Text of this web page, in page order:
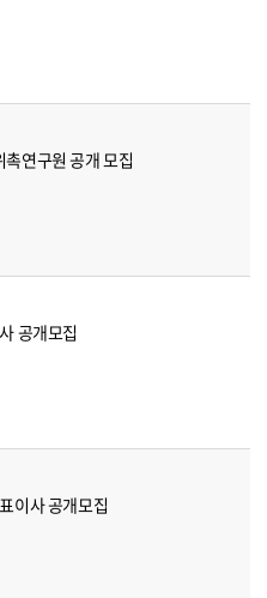
연구원 공개 모집
공개모집
이사 공개모집